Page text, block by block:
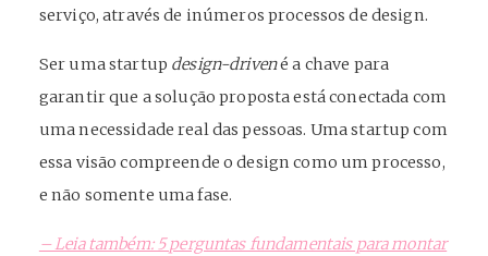
serviço, através de inúmeros processos de design.
Ser uma startup design-drivené a chave para
garantir que a solução proposta está conectada com
uma necessidade real das pessoas. Uma startup com
essa visão compreende o design como um processo,
e não somente uma fase.
– Leia também: 5 perguntas fundamentais para montar